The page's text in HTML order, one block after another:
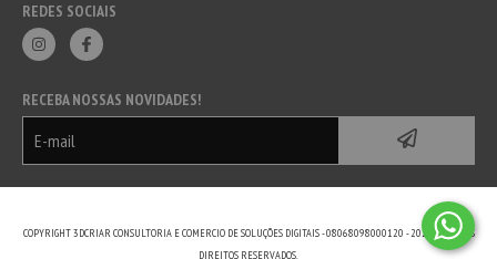
REDES SOCIAIS
RECEBA NOSSAS NOVIDADES!
COPYRIGHT 3DCRIAR CONSULTORIA E COMERCIO DE SOLUÇÕES DIGITAIS - 08068098000120 - 2026. TODOS OS
DIREITOS RESERVADOS.